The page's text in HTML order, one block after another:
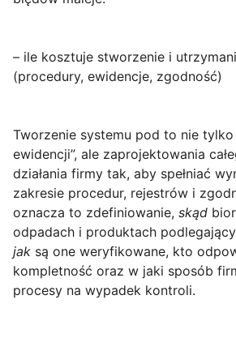
– ile kosztuje stworzenie i
(procedury, ewidencje, zgodność)
Tworzenie systemu pod to nie tylko
ewidencji”, ale zaprojektowania
działania firmy tak, aby spełniać
zakresie procedur, rejestrów i
oznacza to zdefiniowanie, skąd
odpadach i produktach
jak są one weryfikowane, kto
kompletność oraz w jaki sposób
procesy na wypadek kontroli.